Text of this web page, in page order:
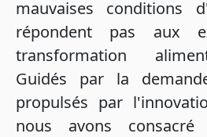
mauvaises conditions
répondent pas aux
transformation
Guidés par la
propulsés par
nous avons